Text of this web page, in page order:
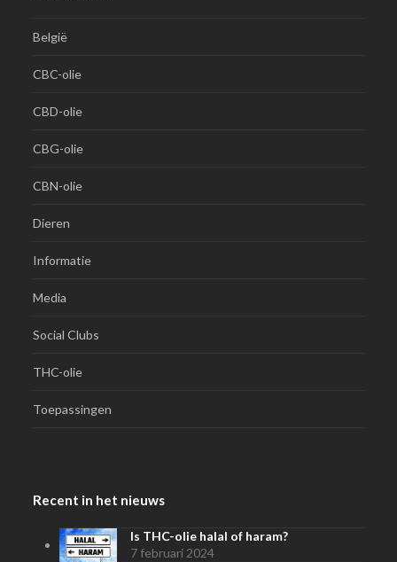
België
CBC-olie
CBD-olie
CBG-olie
CBN-olie
Dieren
Informatie
Media
Social Clubs
THC-olie
Toepassingen
Recent in het nieuws
Is THC-olie halal of haram?
7 februari 2024